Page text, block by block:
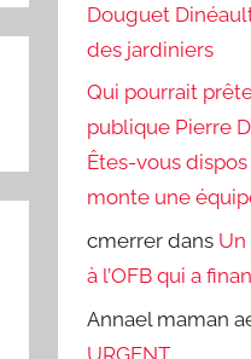
Douguet
des jardiniers
Qui pourrait
publique Pierre
Êtes-vous
monte une
cmerrer dans Un
à l’OFB qui a
Annael maman
URGENT